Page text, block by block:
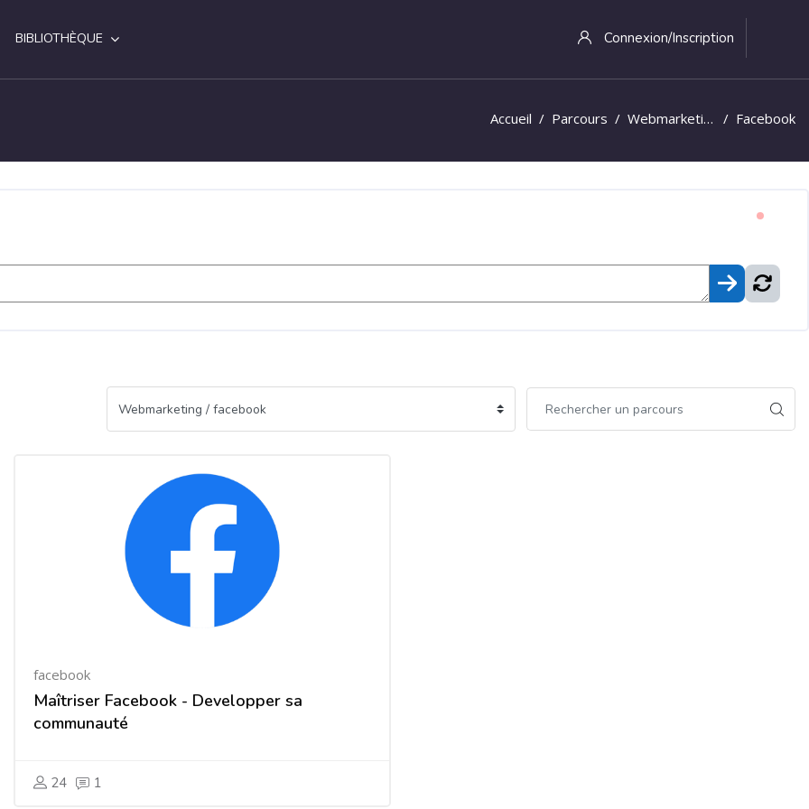
BIBLIOTHÈQUE Connexion/Inscription
Accueil Parcours Webmarketing Facebook
facebook
Maîtriser Facebook - Developper sa
communauté
24 1